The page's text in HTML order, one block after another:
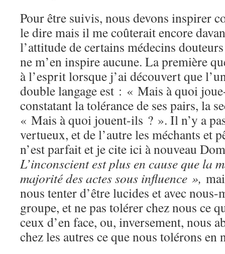
Pour être suivis, nous devons inspirer
le dire mais il me coûterait encore
l’attitude de certains médecins
ne m’en inspire aucune. La première
à l’esprit lorsque j’ai découvert que
double langage est : « Mais à quoi
constatant la tolérance de ses pairs, la
« Mais à quoi jouent-ils ? ». Il n’y a
vertueux, et de l’autre les méchants et
n’est parfait et je cite ici à nouveau
L’inconscient est plus en cause que la
majorité des actes sous influence »,
nous tenter d’être lucides et avec nous-
groupe, et ne pas tolérer chez nous ce
ceux d’en face, ou, inversement, nous
chez les autres ce que nous tolérons en